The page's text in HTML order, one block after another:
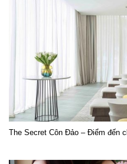
The Secret Côn Đảo – Điểm đến